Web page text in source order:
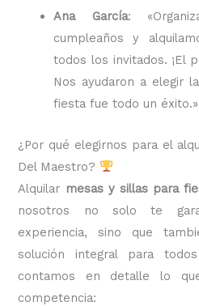
Ana García:
cumpleaños y
todos los invitados. ¡El
Nos ayudaron a elegir
fiesta fue todo un éxito.»
¿Por qué elegirnos para el
Del Maestro?
Alquilar mesas y sillas para
nosotros no solo te
experiencia, sino que
solución integral para
contamos en detalle lo
competencia: